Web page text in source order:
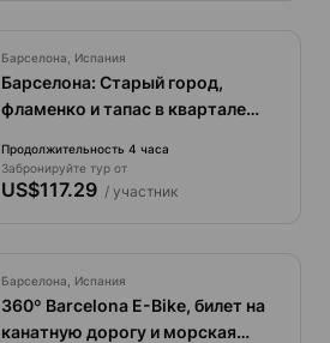
Барселона, Испания
Барселона: Старый город,
фламенко и тапас в квартале
Продолжительность 4 часа
Забронируйте тур от
US$117.29/ участник
Барселона, Испания
360º Barcelona E-Bike, билет на
канатную дорогу и морская